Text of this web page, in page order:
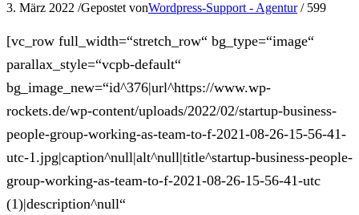
3. März 2022 /Gepostet vonWordpress-Support - Agentur / 599
[vc_row full_width=“stretch_row“ bg_type=“image“
parallax_style=“vcpb-default“
bg_image_new=“id^376|url^https://www.wp-
rockets.de/wp-content/uploads/2022/02/startup-business-
people-group-working-as-team-to-f-2021-08-26-15-56-41-
utc-1.jpg|caption^null|alt^null|title^startup-business-people-
group-working-as-team-to-f-2021-08-26-15-56-41-utc
(1)|description^null“